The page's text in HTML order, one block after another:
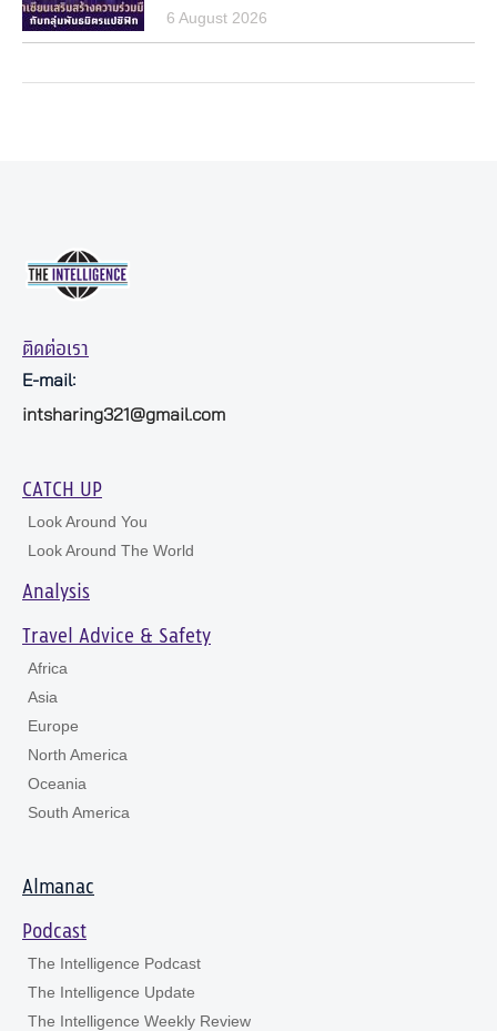
6 August 2026
ติดต่อเรา
E-mail:
intsharing321@gmail.com
CATCH UP
Look Around You
Look Around The World
Analysis
Travel Advice & Safety
Africa
Asia
Europe
North America
Oceania
South America
Almanac
Podcast
The Intelligence Podcast
The Intelligence Update
The Intelligence Weekly Review